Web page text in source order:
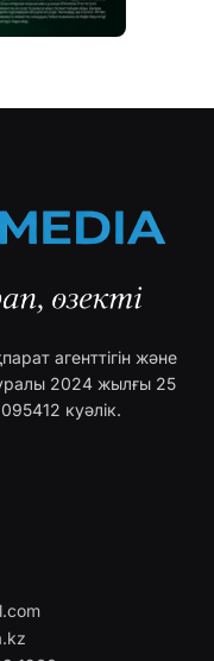
агенттігін және
2024 жылғы 25
куәлік.